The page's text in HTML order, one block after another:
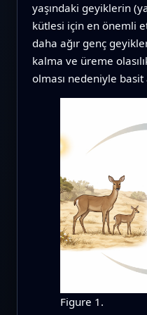
yaşındaki geyiklerin
kütlesi için en önemli
daha ağır genç
kalma ve üreme
olması nedeniyle
Figure 1.